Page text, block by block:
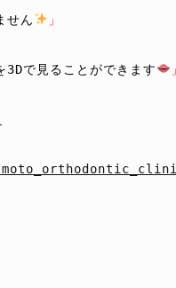
せん 」
3Dで見ることができます